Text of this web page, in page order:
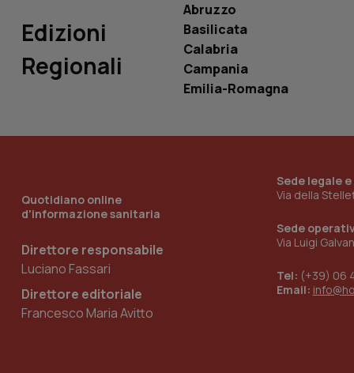
Edizioni
Regionali
Abruzzo
Basilicata
Calabria
Campania
Emilia-Romagna
Quotidiano online
d'informazione sanitaria
Direttore responsabile
Luciano Fassari
Direttore editoriale
Francesco Maria Avitto
Sede legale
Via della
Sede
Via Luigi
Tel: (+39) 06
Email:
_ga_KM60CM4NPH
_ga_0VMQEQKQ1N
__Secure-YNID